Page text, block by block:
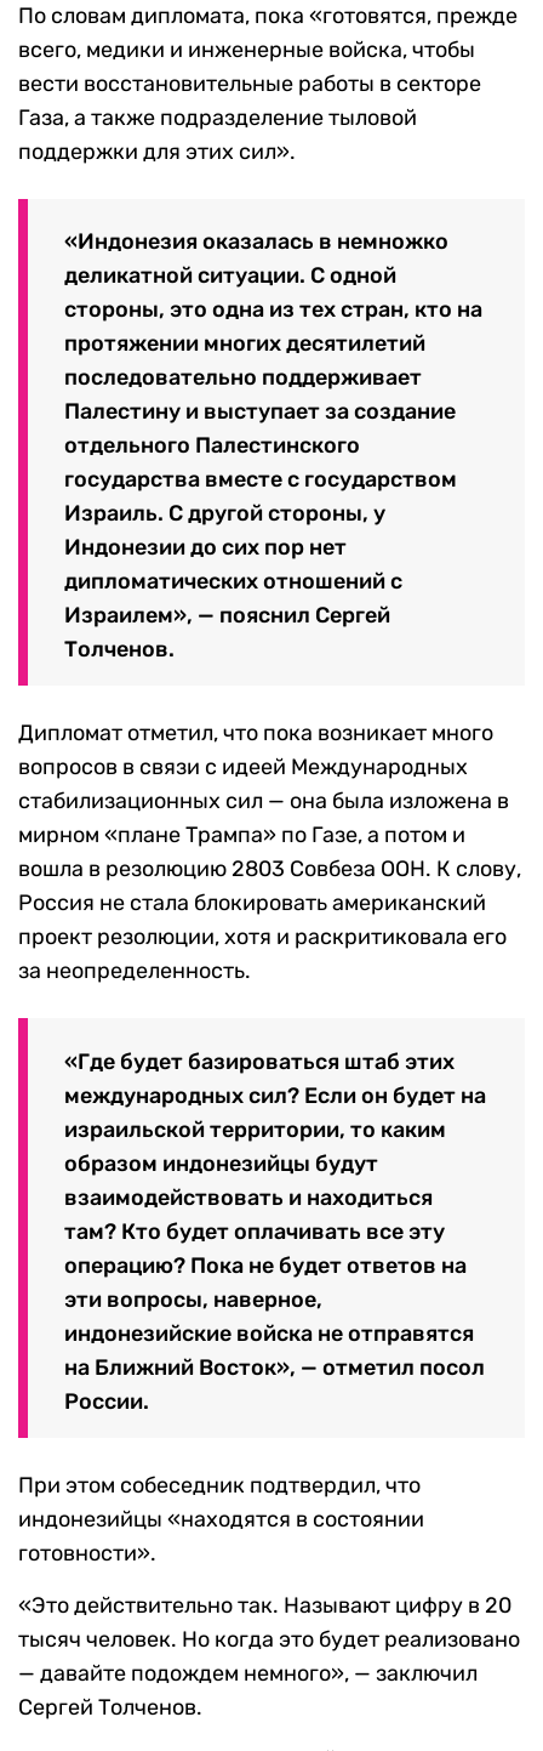
По словам дипломата, пока «готовятся, прежде
всего, медики и инженерные войска, чтобы
вести восстановительные работы в секторе
Газа, а также подразделение тыловой
поддержки для этих сил».
«Индонезия оказалась в немножко
деликатной ситуации. С одной
стороны, это одна из тех стран, кто на
протяжении многих десятилетий
последовательно поддерживает
Палестину и выступает за создание
отдельного Палестинского
государства вместе с государством
Израиль. С другой стороны, у
Индонезии до сих пор нет
дипломатических отношений с
Израилем», — пояснил Сергей
Толченов.
Дипломат отметил, что пока возникает много
вопросов в связи с идеей Международных
стабилизационных сил — она была изложена в
мирном «плане Трампа» по Газе, а потом и
вошла в резолюцию 2803 Совбеза ООН. К слову,
Россия не стала блокировать американский
проект резолюции, хотя и раскритиковала его
за неопределенность.
«Где будет базироваться штаб этих
международных сил? Если он будет на
израильской территории, то каким
образом индонезийцы будут
взаимодействовать и находиться
там? Кто будет оплачивать все эту
операцию? Пока не будет ответов на
эти вопросы, наверное,
индонезийские войска не отправятся
на Ближний Восток», — отметил посол
России.
При этом собеседник подтвердил, что
индонезийцы «находятся в состоянии
готовности».
«Это действительно так. Называют цифру в 20
тысяч человек. Но когда это будет реализовано
— давайте подождем немного», — заключил
Сергей Толченов.